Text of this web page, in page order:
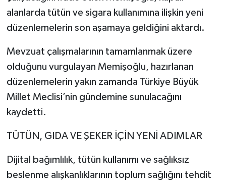
alanlarda tütün ve sigara kullanımına ilişkin yeni
düzenlemelerin son aşamaya geldiğini aktardı.
Mevzuat çalışmalarının tamamlanmak üzere
olduğunu vurgulayan Memişoğlu, hazırlanan
düzenlemelerin yakın zamanda Türkiye Büyük
Millet Meclisi’nin gündemine sunulacağını
kaydetti.
TÜTÜN, GIDA VE ŞEKER İÇİN YENİ ADIMLAR
Dijital bağımlılık, tütün kullanımı ve sağlıksız
beslenme alışkanlıklarının toplum sağlığını tehdit